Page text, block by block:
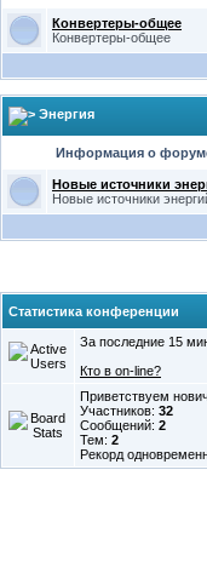
Конвертеры-общее
Конвертеры-общее
Энергия
Информация о
Новые источники
Новые источники
Статистика конференции
За последние 15
Кто в on-line?
Приветствуем
Участников: 32
Сообщений: 2
Тем: 2
Рекорд